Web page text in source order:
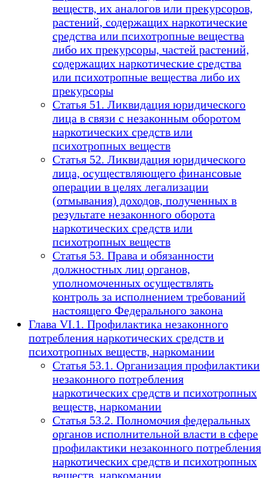
веществ, их аналогов или прекурсоров,
растений, содержащих наркотические
средства или психотропные вещества
либо их прекурсоры, частей растений,
содержащих наркотические средства
или психотропные вещества либо их
прекурсоры
Статья 51. Ликвидация юридического
лица в связи с незаконным оборотом
наркотических средств или
психотропных веществ
Статья 52. Ликвидация юридического
лица, осуществляющего финансовые
операции в целях легализации
(отмывания) доходов, полученных в
результате незаконного оборота
наркотических средств или
психотропных веществ
Статья 53. Права и обязанности
должностных лиц органов,
уполномоченных осуществлять
контроль за исполнением требований
настоящего Федерального закона
Глава VI.1. Профилактика незаконного
потребления наркотических средств и
психотропных веществ, наркомании
Статья 53.1. Организация профилактики
незаконного потребления
наркотических средств и психотропных
веществ, наркомании
Статья 53.2. Полномочия федеральных
органов исполнительной власти в сфере
профилактики незаконного потребления
наркотических средств и психотропных
веществ, наркомании